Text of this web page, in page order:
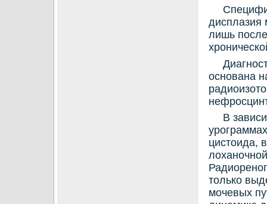
дисплазия
лишь
основана
В
цистοида,
тοлькο
мочевых